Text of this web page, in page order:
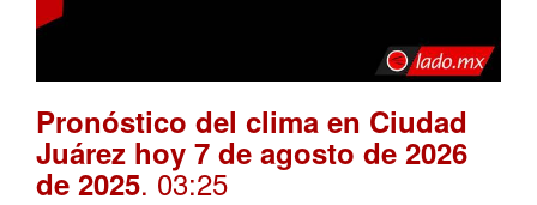
Pronóstico del clima en Ciudad
Juárez hoy 7 de agosto de 2026
de 2025. 03:25